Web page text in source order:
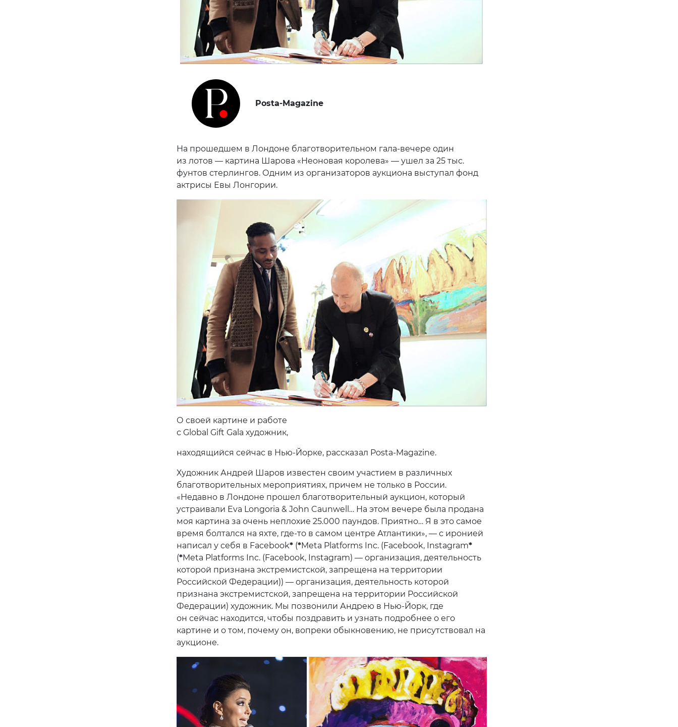
Posta-Magazine
На прошедшем в Лондоне благотворительном гала-вечере один
из лотов — картина Шарова «Неоновая королева» — ушел за 25 тыс.
фунтов стерлингов. Одним из организаторов аукциона выступал фонд
актрисы Евы Лонгории.
О своей картине и работе
с Global Gift Gala художник,
находящийся сейчас в Нью-Йорке, рассказал Posta-Magazine.
Художник Андрей Шаров известен своим участием в различных
благотворительных мероприятиях, причем не только в России.
«Недавно в Лондоне прошел благотворительный аукцион, который
устраивали Eva Longoria & John Caunwell… На этом вечере была продана
моя картина за очень неплохие 25.000 паундов. Приятно… Я в это самое
время болтался на яхте, где-то в самом центре Атлантики», — с иронией
написал у себя в Facebook*(*Meta Platforms Inc. (Facebook, Instagram*
(*Meta Platforms Inc. (Facebook, Instagram) — организация, деятельность
которой признана экстремистской, запрещена на территории
Российской Федерации)) — организация, деятельность которой
признана экстремистской, запрещена на территории Российской
Федерации) художник. Мы позвонили Андрею в Нью-Йорк, где
он сейчас находится, чтобы поздравить и узнать подробнее о его
картине и о том, почему он, вопреки обыкновению, не присутствовал на
аукционе.